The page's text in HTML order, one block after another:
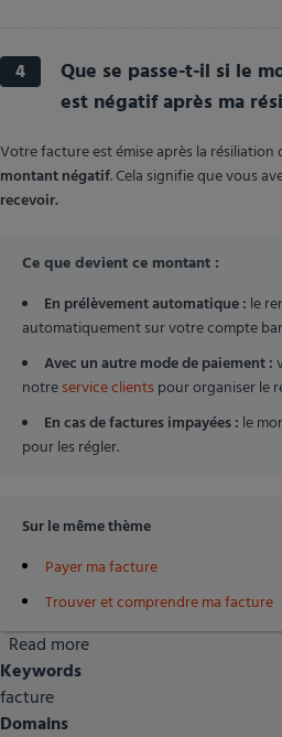
Sur le même thème
Payer ma facture
Trouver et comprendre ma facture
4
Que se passe-t-il si le
est négatif après ma
Votre facture est émise après la
montant négatif. Cela signifie que vous
recevoir.
Ce que devient ce montant :
En prélèvement automatique : le
automatiquement sur votre compte
Avec un autre mode de paiement :
notre service clients pour organiser le
En cas de factures impayées : le
pour les régler.
Read more
Keywords
facture
Domains